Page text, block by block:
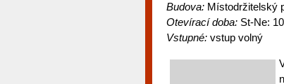
Budova: Místodržitelský
Otevírací doba: St-Ne:
Vstupné: vstup volný